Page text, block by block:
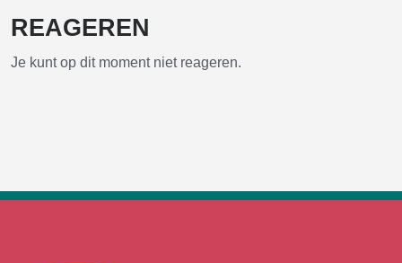
REAGEREN
Je kunt op dit moment niet reageren.